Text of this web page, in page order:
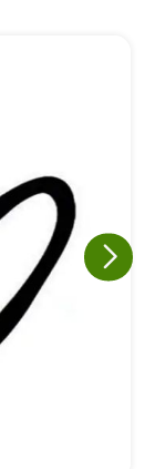
e respeitar
para fins
a